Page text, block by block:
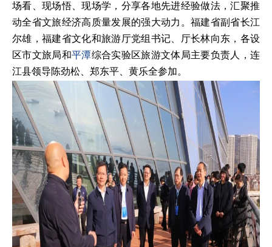
场看、现场悟、现场学，分享各地先进经验做法，汇聚推
动全省文旅经济高质量发展的强大动力。福建省副省长江
尔雄，福建省文化和旅游厅党组书记、厅长林向东，各设
区市文旅局和平潭综合实验区旅游文体局主要负责人，连
江县领导陈劲松、郑东平、黄乐全参加。